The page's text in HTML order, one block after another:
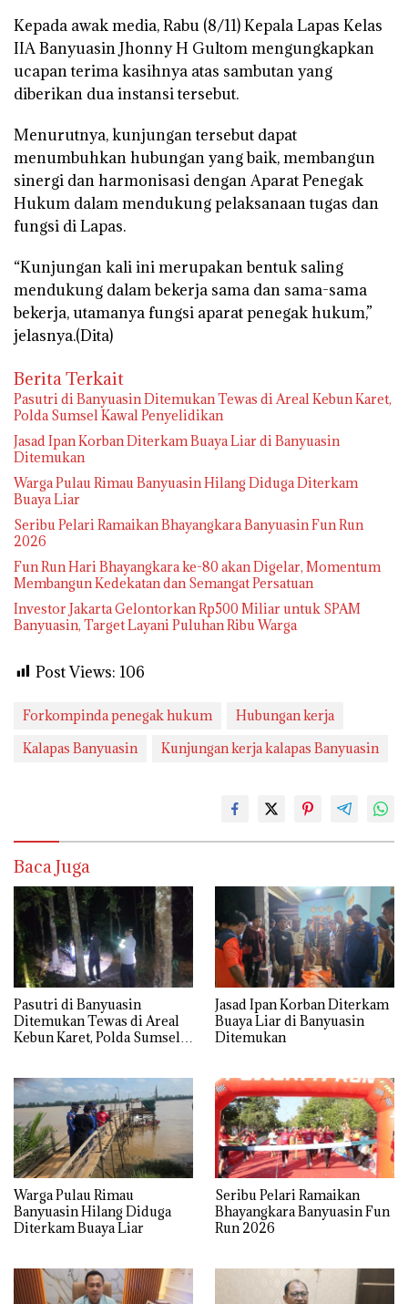
Kepada awak media, Rabu (8/11) Kepala Lapas Kelas
IIA Banyuasin Jhonny H Gultom mengungkapkan
ucapan terima kasihnya atas sambutan yang
diberikan dua instansi tersebut.
Menurutnya, kunjungan tersebut dapat
menumbuhkan hubungan yang baik, membangun
sinergi dan harmonisasi dengan Aparat Penegak
Hukum dalam mendukung pelaksanaan tugas dan
fungsi di Lapas.
“Kunjungan kali ini merupakan bentuk saling
mendukung dalam bekerja sama dan sama-sama
bekerja, utamanya fungsi aparat penegak hukum,”
jelasnya.(Dita)
Berita Terkait
Pasutri di Banyuasin Ditemukan Tewas di Areal Kebun Karet,
Polda Sumsel Kawal Penyelidikan
Jasad Ipan Korban Diterkam Buaya Liar di Banyuasin
Ditemukan
Warga Pulau Rimau Banyuasin Hilang Diduga Diterkam
Buaya Liar
Seribu Pelari Ramaikan Bhayangkara Banyuasin Fun Run
2026
Fun Run Hari Bhayangkara ke-80 akan Digelar, Momentum
Membangun Kedekatan dan Semangat Persatuan
Investor Jakarta Gelontorkan Rp500 Miliar untuk SPAM
Banyuasin, Target Layani Puluhan Ribu Warga
Post Views: 106
Forkompinda penegak hukum
Hubungan kerja
Kalapas Banyuasin
Kunjungan kerja kalapas Banyuasin
Baca Juga
Pasutri di Banyuasin
Ditemukan Tewas di Areal
Kebun Karet, Polda Sumsel
Jasad Ipan Korban Diterkam
Buaya Liar di Banyuasin
Ditemukan
Warga Pulau Rimau
Banyuasin Hilang Diduga
Diterkam Buaya Liar
Seribu Pelari Ramaikan
Bhayangkara Banyuasin Fun
Run 2026